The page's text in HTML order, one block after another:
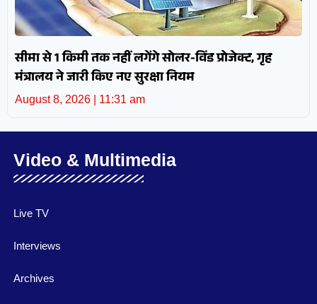
सीमा से 1 किमी तक नहीं लगेंगे सोलर-विंड प्रोजेक्ट, गृह
मंत्रालय ने जारी किए नए सुरक्षा नियम
August 8, 2026 11:31 am
Video & Multimedia
Live TV
Interviews
Archives